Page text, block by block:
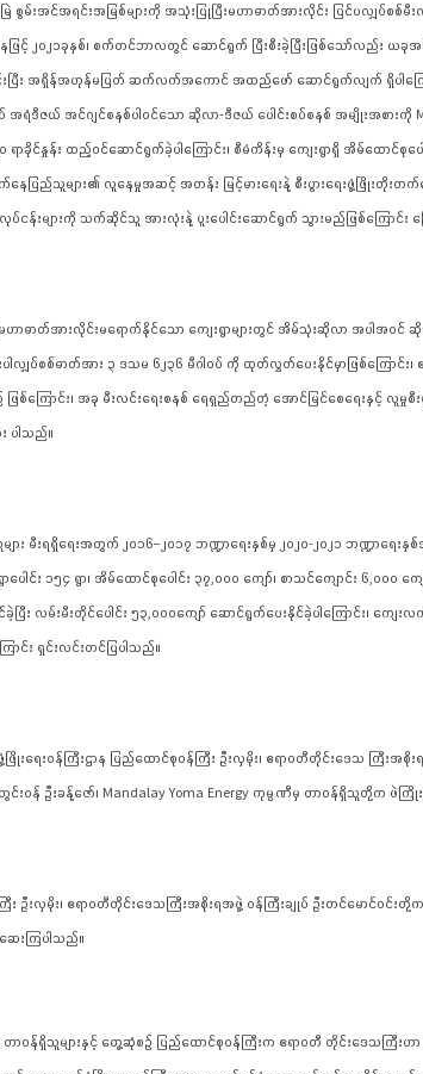
အင်အရင်းအမြစ်များကို အသုံးပြုပြီးမဟာဓာတ်အားလိုင်း ပြင်ပလျှပ်စစ်မီး
င့် ၂၀၂၁ခုနှစ်၊ စက်တင်ဘာလတွင် ဆောင်ရွက် ပြီးစီးခဲ့ပြီးဖြစ်သော်လည်း ယခု
င်းပြီး အရှိန်အဟုန်မပြတ် ဆက်လက်အကောင် အထည်ဖော် ဆောင်ရွက်လျက် ရှိပါကြ
ရံဒီဇယ် အင်ဂျင်စနစ်ပါဝင်သော ဆိုလာ-ဒီဇယ် ပေါင်းစပ်စနစ် အမျိုးအစားကို
င်နှုန်း ထည့်ဝင်ဆောင်ရွက်ခဲ့ပါကြောင်း၊ စီမံကိန်းမှ ကျေးရွာရှိ အိမ်ထောင်စုပေ
နေပြည်သူများ၏ လူနေမှုအဆင့် အတန်း မြင့်မားရေးနဲ့ စီးပွားရေးဖွံ့ဖြိုးတို
များကို သက်ဆိုင်သူ အားလုံးနဲ့ ပူးပေါင်းဆောင်ရွက် သွားမည်ဖြစ်ကြောင်း ပြ
တ်အားလိုင်းမရောက်နိုင်သော ကျေးရွာများတွင် အိမ်သုံးဆိုလာ အပါအဝင် ဆို
ါလျှပ်စစ်ဓာတ်အား ၃ ဒသမ ၆၂၃၆ မီဂါဝပ် ကို ထုတ်လွှတ်ပေးနိုင်မှာဖြစ်ကြော
ြစ်ကြောင်း၊ အခု မီးလင်းရေးစနစ် ရေရှည်တည်တံ့ အောင်မြင်စေရေးနှင့် လူ
ပါသည်။
မီးရရှိရေးအတွက် ၂၀၁၆−၂၀၁၇ ဘဏ္ဍာရေးနှစ်မှ ၂၀၂၀-၂၀၂၁ ဘဏ္ဍာရေး
ါင်း ၁၅၄ ရွာ၊ အိမ်ထောင်စုပေါင်း ၃၇,၀၀၀ ကျော်၊ စာသင်ကျောင်း ၆,၀၀၀
လမ်းမီးတိုင်ပေါင်း ၅၃,၀၀၀ကျော် ဆောင်ရွက်ပေးနိုင်ခဲ့ပါကြောင်း၊ ကျေ
င်း ရှင်းလင်းတင်ပြပါသည်။
ဝန်ကြီးဌာန ပြည်ထောင်စုဝန်ကြီး ဦးလှမိုး၊ ဧရာဝတီတိုင်းဒေသ ကြီးအစိုး
ဝန် ဦးခန့်ဇော်၊ Mandalay Yoma Energy ကုမ္ပဏီမှ တာဝန်ရှိသူတို့က ဖဲကြို
ဦးလှမိုး၊ ဧရာဝတီတိုင်းဒေသကြီးအစိုးရအဖွဲ့ ဝန်ကြီးချုပ် ဦးတင်မောင်ဝင်း
ေးကြပါသည်။
ားနှင့် တွေ့ဆုံစဉ် ပြည်ထောင်စုဝန်ကြီးက ဧရာဝတီ တိုင်းဒေသကြီးဟာ စပါး